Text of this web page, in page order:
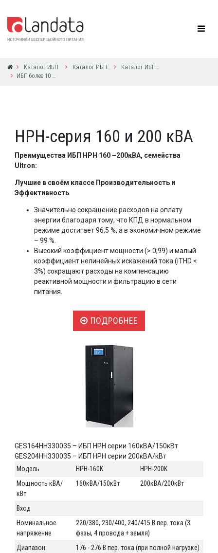
Каталог ИБП Каталог ИБП Delta Electronics
Каталог ИБП Delta Electronics
ИБП более 10 кВА с 3ф выходом
HPH-серия 160 и 200 кВА
Преимущества ИБП HPH 160 –200кВА, семейства
Ultron:
Лучшие в своём классе Производительность и
Эффективность
Значительно сокращение расходов на оплату
энергии благодаря тому, что КПД в нормальном
режиме достигает 96,5 %, а в экономичном режиме
– 99 %.
Высокий коэффициент мощности (> 0,99) и малый
коэффициент нелинейных искажений тока (iTHD <
3%) сокращают расходы на компенсацию
реактивной мощности и фильтрацию в сети
питания.
ПОДРОБНЕЕ
GES164HH330035 – ИБП HPH серии 160кВА/150кВт
GES204HH330035 – ИБП HPH серии 200кВА/кВт
Модель
HPH-160K
HPH-200K
Мощность кВА/
кВт
160кВА/150кВт 200кВА/200кВт
Вход
Номинальное
напряжение
220/380, 230/400, 240/415 В пер. тока (3
фазы, 4 провода + земля)
Диапазон
176 - 276 В пер. тока (при полной нагрузке)